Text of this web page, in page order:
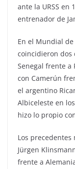
ante la URSS en
entrenador de
En el Mundial de
coincidieron dos
Senegal frente a
con Camerún
el argentino
Albiceleste en
hizo lo propio
Los
Jürgen
frente a